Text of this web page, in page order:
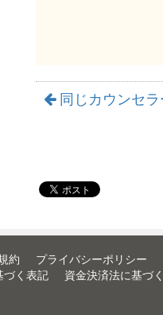
同じカウンセラ
約 プライバシーポリシー
づく表記
資金決済法に基づ